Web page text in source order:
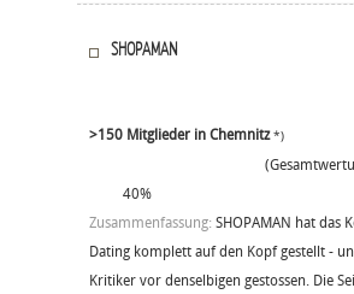
SHOPAMAN
>150 Mitglieder in Chemnitz*)
40%
Zusammenfassung: SHOPAMAN hat das
Dating komplett auf den Kopf gestellt -
Kritiker vor denselbigen gestossen. Die